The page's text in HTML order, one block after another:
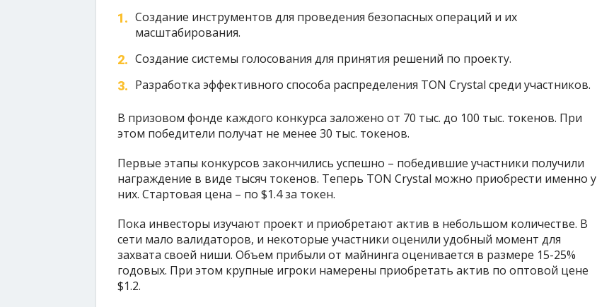
Создание инструментов для проведения безопасных операций и их
масштабирования.
Создание системы голосования для принятия решений по проекту.
Разработка эффективного способа распределения TON Crystal среди участников.
В призовом фонде каждого конкурса заложено от 70 тыс. до 100 тыс. токенов. При
этом победители получат не менее 30 тыс. токенов.
Первые этапы конкурсов закончились успешно – победившие участники получили
награждение в виде тысяч токенов. Теперь TON Crystal можно приобрести именно у
них. Стартовая цена – по $1.4 за токен.
Пока инвесторы изучают проект и приобретают актив в небольшом количестве. В
сети мало валидаторов, и некоторые участники оценили удобный момент для
захвата своей ниши. Объем прибыли от майнинга оценивается в размере 15-25%
годовых. При этом крупные игроки намерены приобретать актив по оптовой цене
$1.2.